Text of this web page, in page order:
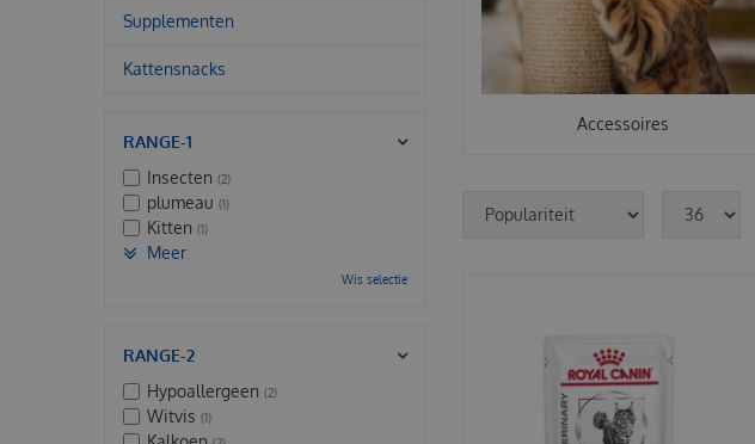
Accessoires
Supplementen
Kattensnacks
RANGE-1
Insecten (2)
plumeau (1)
Kitten (1)
Meer
Wis selectie
RANGE-2
Hypoallergeen (2)
Witvis (1)